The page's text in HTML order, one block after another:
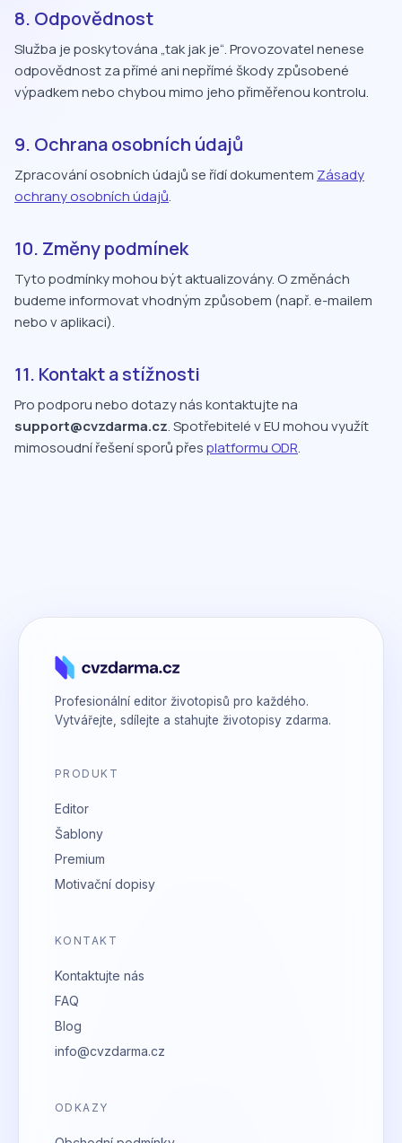
8. Odpovědnost
Služba je poskytována „tak jak je“. Provozovatel nenese
odpovědnost za přímé ani nepřímé škody způsobené
výpadkem nebo chybou mimo jeho přiměřenou kontrolu.
9. Ochrana osobních údajů
Zpracování osobních údajů se řídí dokumentem Zásady
ochrany osobních údajů.
10. Změny podmínek
Tyto podmínky mohou být aktualizovány. O změnách
budeme informovat vhodným způsobem (např. e-mailem
nebo v aplikaci).
11. Kontakt a stížnosti
Pro podporu nebo dotazy nás kontaktujte na
support@cvzdarma.cz. Spotřebitelé v EU mohou využít
mimosoudní řešení sporů přesplatformu ODR.
Profesionální editor životopisů pro každého.
Vytvářejte, sdílejte a stahujte životopisy zdarma.
PRODUKT
Editor
Šablony
Premium
Motivační dopisy
KONTAKT
Kontaktujte nás
FAQ
Blog
info@cvzdarma.cz
ODKAZY